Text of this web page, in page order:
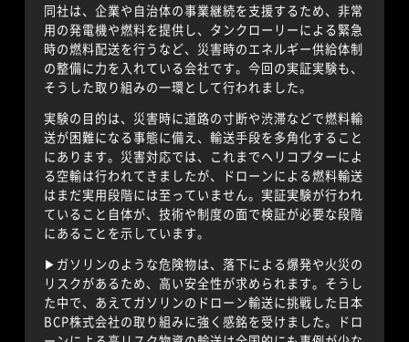
同社は、企業や自治体の事業継続を支援するため、非常
用の発電機や燃料を提供し、タンクローリーによる緊急
時の燃料配送を行うなど、災害時のエネルギー供給体制
の整備に力を入れている会社です。今回の実証実験も、
そうした取り組みの一環として行われました。
実験の目的は、災害時に道路の寸断や渋滞などで燃料輸
送が困難になる事態に備え、輸送手段を多角化すること
にあります。災害対応では、これまでヘリコプターによ
る空輸は行われてきましたが、ドローンによる燃料輸送
はまだ実用段階には至っていません。実証実験が行われ
ていること自体が、技術や制度の面で検証が必要な段階
にあることを示しています。
▶︎ガソリンのような危険物は、落下による爆発や火災の
リスクがあるため、高い安全性が求められます。そうし
た中で、あえてガソリンのドローン輸送に挑戦した日本
BCP株式会社の取り組みに強く感銘を受けました。ドロ